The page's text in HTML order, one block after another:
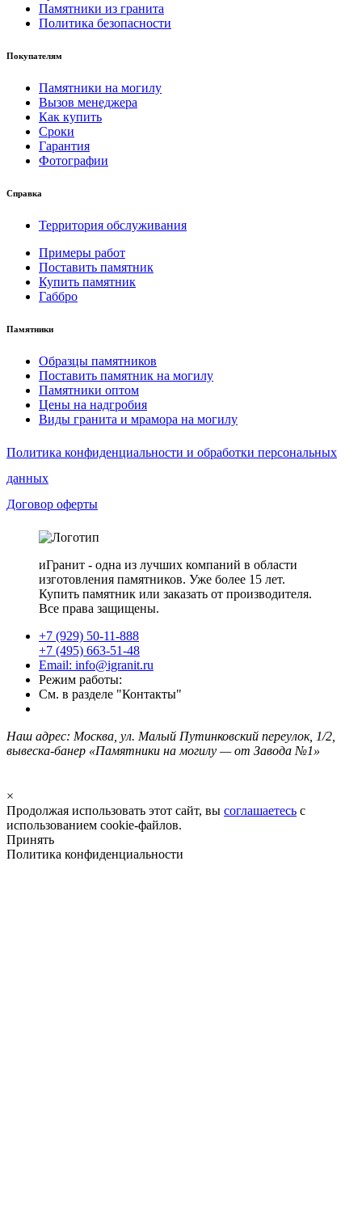
Памятники из гранита
Политика безопасности
Покупателям
Памятники на могилу
Вызов менеджера
Как купить
Сроки
Гарантия
Фотографии
Справка
Территория обслуживания
Примеры работ
Поставить памятник
Купить памятник
Габбро
Памятники
Образцы памятников
Поставить памятник на могилу
Памятники оптом
Цены на надгробия
Виды гранита и мрамора на могилу
Политика конфиденциальности и обработки персональных
данных
Договор оферты
иГранит - одна из лучших компаний в области
изготовления памятников. Уже более 15 лет.
Купить памятник или заказать от производителя.
Все права защищены.
+7 (929) 50-11-888
+7 (495) 663-51-48
Email: info@igranit.ru
Режим работы:
См. в разделе "Контакты"
Наш адрес: Москва, ул. Малый Путинковский переулок, 1/2,
вывеска-банер «Памятники на могилу — от Завода №1»
×
Продолжая использовать этот сайт, вы соглашаетесь с
использованием cookie-файлов.
Принять
Политика конфиденциальности